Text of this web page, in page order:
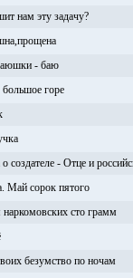
нам эту задачу?
- баю
горе
создателе - Отце и
Май сорок пятого
сто грамм
безумство по ночам